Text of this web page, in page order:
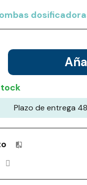
Plazo de entrega
Productos